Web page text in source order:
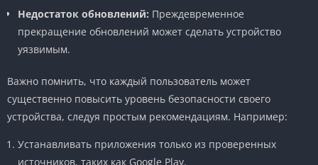
Недостаток обновлений: Преждевременное
прекращение обновлений может сделать устройство
уязвимым.
Важно помнить, что каждый пользователь может
существенно повысить уровень безопасности своего
устройства, следуя простым рекомендациям. Например:
Устанавливать приложения только из проверенных
источников, таких как Google Play.